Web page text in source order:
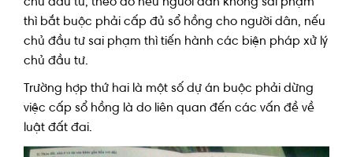
thì bắt buộc phải cấp đủ sổ hồng cho người dân, nếu
chủ đầu tư sai phạm thì tiến hành các biện pháp xử lý
chủ đầu tư.
Trường hợp thứ hai là một số dự án buộc phải dừng
việc cấp sổ hồng là do liên quan đến các vấn đề về
luật đất đai.